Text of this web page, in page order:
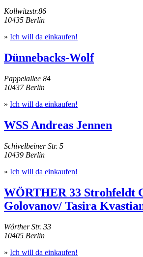
Kollwitzstr.86
10435 Berlin
» Ich will da einkaufen!
Dünnebacks-Wolf
Pappelallee 84
10437 Berlin
» Ich will da einkaufen!
WSS Andreas Jennen
Schivelbeiner Str. 5
10439 Berlin
» Ich will da einkaufen!
WÖRTHER 33 Strohfeldt
Golovanov/ Tasira
Wörther Str. 33
10405 Berlin
» Ich will da einkaufen!